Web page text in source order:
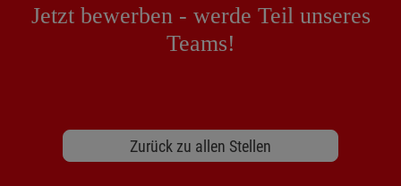
Jetzt bewerben - werde Teil unseres
Teams!
Zurück zu allen Stellen